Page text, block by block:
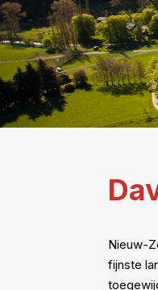
Nieuw-
fijnste